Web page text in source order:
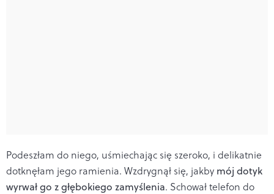
Podeszłam do niego, uśmiechając się szeroko, i delikatnie
dotknęłam jego ramienia. Wzdrygnął się, jakby mój dotyk
wyrwał go z głębokiego zamyślenia. Schował telefon do